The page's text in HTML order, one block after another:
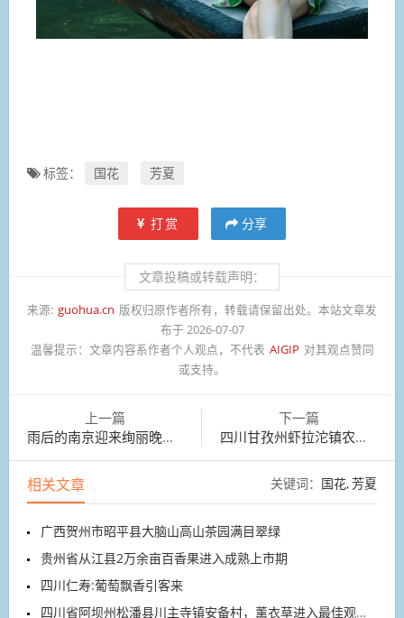
标签： 国花 芳夏
打赏 分享
文章投稿或转载声明：
来源: guohua.cn 版权归原作者所有，转载请保留出处。本站文章发
布于 2026-07-07
温馨提示： 文章内容系作者个人观点，不代表 AIGIP 对其观点赞同
或支持。
上一篇
雨后的南京迎来绚丽晚霞，放眼望去，景致如画
下一篇
四川甘孜州虾拉沱镇农业产业园内，工作人员在采摘草莓
相关文章 关键词： 国花 芳夏
广西贺州市昭平县大脑山高山茶园满目翠绿
贵州省从江县2万余亩百香果进入成熟上市期
四川仁寿:葡萄飘香引客来
四川省阿坝州松潘县川主寺镇安备村，薰衣草进入最佳观赏期